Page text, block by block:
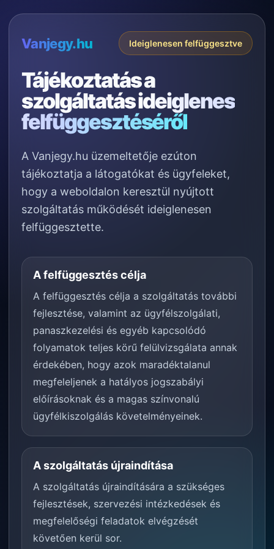
Vanjegy.hu Ideiglenesen felfüggesztve
Tájékoztatás a
szolgáltatásideiglenes
felfüggesztéséről
A Vanjegy.hu üzemeltetője ezúton
tájékoztatja a látogatókat és ügyfeleket,
hogy a weboldalon keresztül nyújtott
szolgáltatás működését ideiglenesen
felfüggesztette.
A felfüggesztés célja
A felfüggesztés célja a szolgáltatás további
fejlesztése, valamint az ügyfélszolgálati,
panaszkezelési és egyéb kapcsolódó
folyamatok teljes körű felülvizsgálata annak
érdekében, hogy azok maradéktalanul
megfeleljenek a hatályos jogszabályi
előírásoknak és a magas színvonalú
ügyfélkiszolgálás követelményeinek.
A szolgáltatás újraindítása
A szolgáltatás újraindítására a szükséges
fejlesztések, szervezési intézkedések és
megfelelőségi feladatok elvégzését
követően kerül sor.